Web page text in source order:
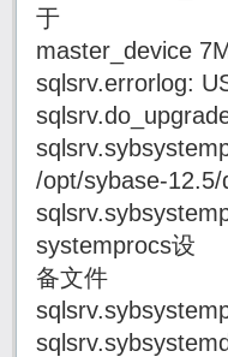
于
master_device
sqlsrv.errorlog:
/opt/sybase-
systemprocs设
备文件